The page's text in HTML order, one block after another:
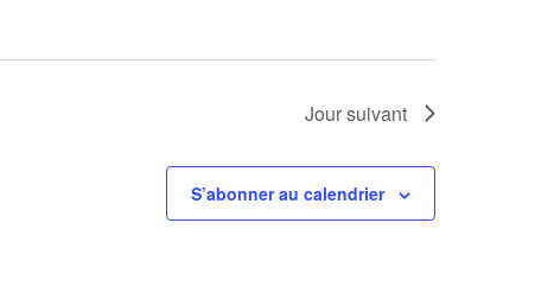
Jour suivant
S’abonner au calendrier